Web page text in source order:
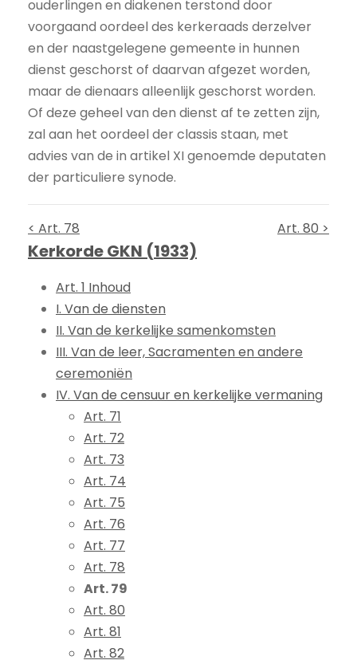
ouderlingen en diakenen terstond door
voorgaand oordeel des kerkeraads derzelver
en der naastgelegene gemeente in hunnen
dienst geschorst of daarvan afgezet worden,
maar de dienaars alleenlijk geschorst worden.
Of deze geheel van den dienst af te zetten zijn,
zal aan het oordeel der classis staan, met
advies van de in artikel XI genoemde deputaten
der particuliere synode.
< Art. 78 Art. 80 >
Kerkorde GKN (1933)
Art. 1 Inhoud
I. Van de diensten
II. Van de kerkelijke samenkomsten
III. Van de leer, Sacramenten en andere
ceremoniën
IV. Van de censuur en kerkelijke vermaning
Art. 71
Art. 72
Art. 73
Art. 74
Art. 75
Art. 76
Art. 77
Art. 78
Art. 79
Art. 80
Art. 81
Art. 82